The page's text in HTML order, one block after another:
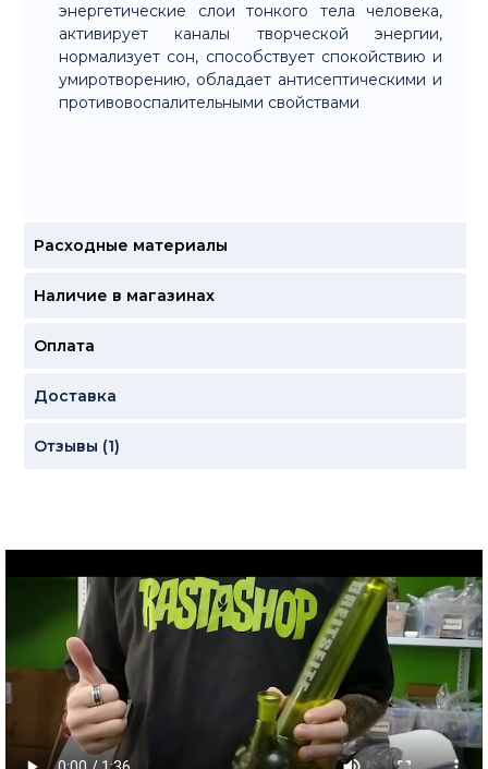
энергетические слои тонкого тела человека,
активирует каналы творческой энергии,
нормализует сон, способствует спокойствию и
умиротворению, обладает антисептическими и
противовоспалительными свойствами
Расходные материалы
Наличие в магазинах
Оплата
Доставка
Отзывы (1)